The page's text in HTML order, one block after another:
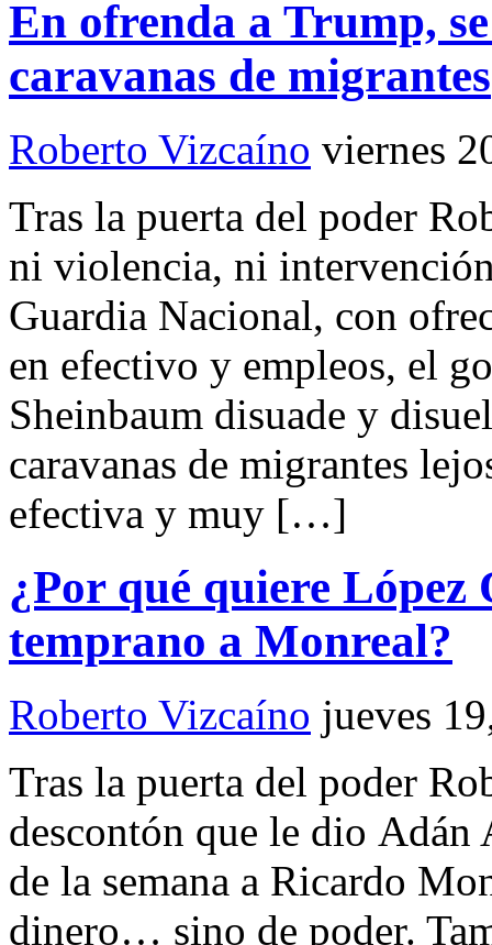
En ofrenda a Trump,
caravanas de migrantes
Roberto Vizcaíno viernes
Tras la puerta del poder
ni violencia, ni
Guardia Nacional, con
en efectivo y empleos, el
Sheinbaum disuade y
caravanas de migrantes
efectiva y muy […]
¿Por qué quiere
temprano a Monreal?
Roberto Vizcaíno jueves
Tras la puerta del poder
descontón que le dio
de la semana a Ricardo
dinero… sino de poder.